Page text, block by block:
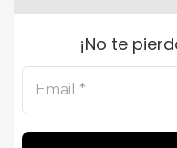
¡No te